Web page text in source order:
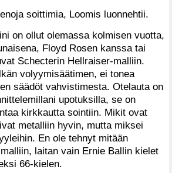
soittimia, Loomis luonnehtii.
on ollut olemassa kolmisen vuotta,
Floyd Rosen kanssa tai
Schecterin Hellraiser-malliin.
volyymisäätimen, ei tonea
säädöt vahvistimesta. Otelauta on
upotuksilla, se on
kirkkautta sointiin. Mikit ovat
metalliin hyvin, mutta miksei
En ole tehnyt mitään
laitan vain Ernie Ballin kielet
66-kielen.